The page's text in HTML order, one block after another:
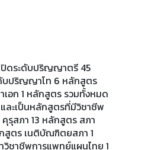
ดระดับปริญญาตรี 45
บปริญญาโท 6 หลักสูตร
อก 1 หลักสูตร รวมทั้งหมด
ละเป็นหลักสูตรที่มีวิชาชีพ
คุรุสภา 13 หลักสูตร สภา
สูตร เนติบัณฑิตยสภา 1
ชาชีพการแพทย์แผนไทย 1